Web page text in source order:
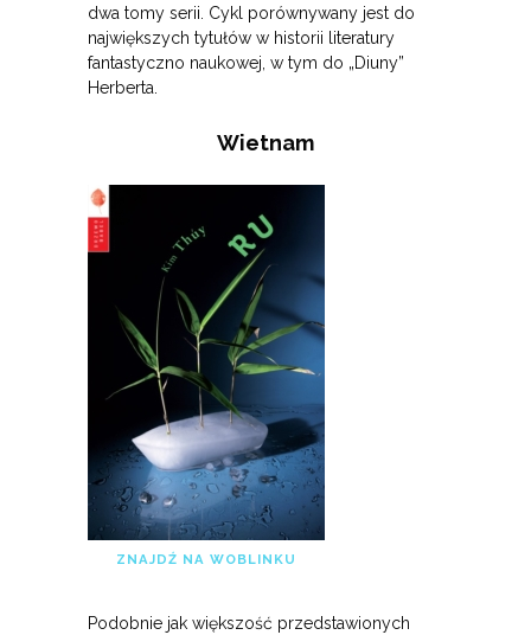
dwa tomy serii. Cykl porównywany jest do
największych tytułów w historii literatury
fantastyczno naukowej, w tym do „Diuny”
Herberta.
Wietnam
ZNAJDŹ NA WOBLINKU
Podobnie jak większość przedstawionych